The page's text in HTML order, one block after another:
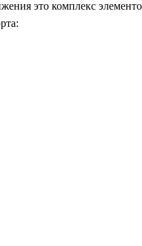
это комплекс